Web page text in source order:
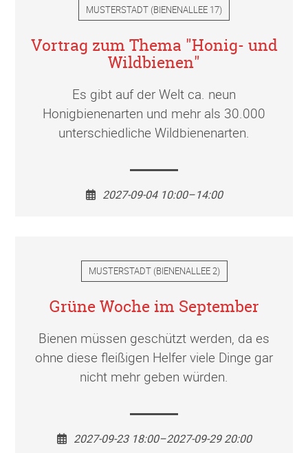
MUSTERSTADT (BIENENALLEE 17)
Vortrag zum Thema "Honig- und
Wildbienen"
Es gibt auf der Welt ca. neun
Honigbienenarten und mehr als 30.000
unterschiedliche Wildbienenarten.
2027-09-04 10:00–14:00
MUSTERSTADT(BIENENALLEE 2)
Grüne Woche im September
Bienen müssen geschützt werden, da es
ohne diese fleißigen Helfer viele Dinge gar
nicht mehr geben würden.
2027-09-23 18:00–2027-09-29 20:00